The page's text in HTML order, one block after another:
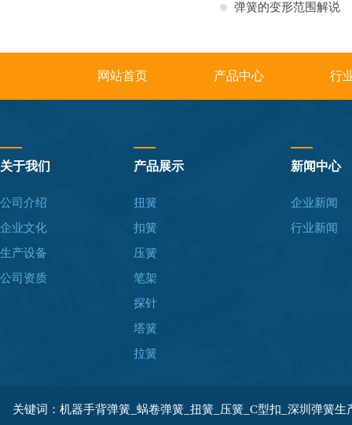
弹簧的变形范围解说
网站首页 产品中心 行
关于我们
公司介绍
企业文化
生产设备
公司资质
产品展示
扭簧
扣簧
压簧
笔架
探针
塔簧
拉簧
新闻中心
企业新闻
行业新闻
关键词：机器手背弹簧_蜗卷弹簧_扭簧_压簧_C型扣_深圳弹簧